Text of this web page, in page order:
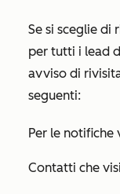
Se si sceglie di
per tutti i lead
avviso di
seguenti:
Per le notifiche
Contatti che